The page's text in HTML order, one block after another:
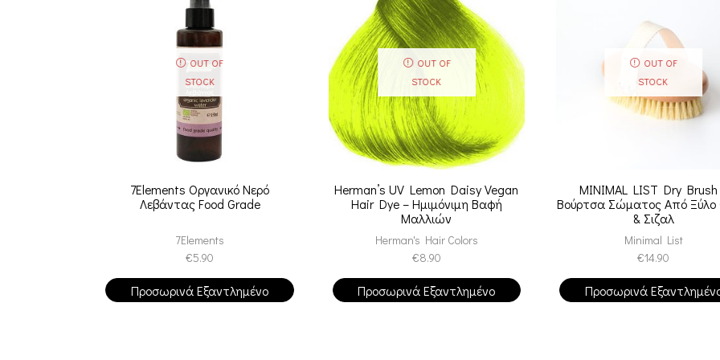
OUT OF
STOCK
7Elements Οργανικό Νερό
Λεβάντας Food Grade
7Elements
€5.90
Προσωρινά Εξαντλημένο
OUT OF
STOCK
Herman’s UV Lemon Daisy Vegan
Hair Dye – Ημιμόνιμη Βαφή
Μαλλιών
Herman's Hair Colors
€8.90
Προσωρινά Εξαντλημένο
OUT OF
STOCK
MINIMAL LIST Dry Brush
Βούρτσα Σώματος Από Ξύλο
& Σιζαλ
Minimal List
€14.90
Προσωρινά